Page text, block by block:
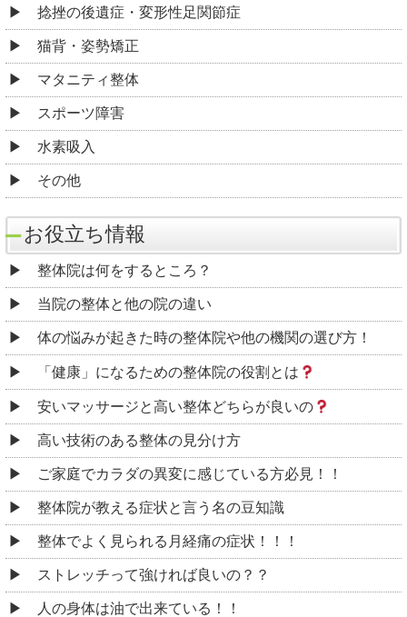
捻挫の後遺症・変形性足関節症
猫背・姿勢矯正
マタニティ整体
スポーツ障害
水素吸入
その他
お役立ち情報
整体院は何をするところ？
当院の整体と他の院の違い
体の悩みが起きた時の整体院や他の機関の選び方！
「健康」になるための整体院の役割とは
安いマッサージと高い整体どちらが良いの
高い技術のある整体の見分け方
ご家庭でカラダの異変に感じている方必見！！
整体院が教える症状と言う名の豆知識
整体でよく見られる月経痛の症状！！！
ストレッチって強ければ良いの？？
人の身体は油で出来ている！！